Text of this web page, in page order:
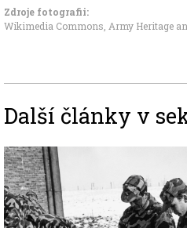
Zdroje fotografii:
Wikimedia Commons, Army Heritage
Další články v
Image